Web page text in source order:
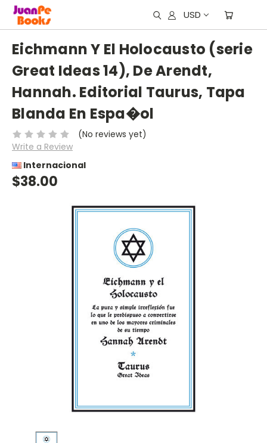
USD
Eichmann Y El Holocausto (serie
Great Ideas 14), De Arendt,
Hannah. Editorial Taurus, Tapa
Blanda En Espa�ol
(No reviews yet)
Write a Review
Internacional
$38.00